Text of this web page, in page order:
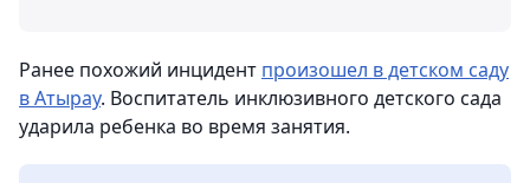
Ранее похожий инцидент произошел в детском саду
в Атырау. Воспитатель инклюзивного детского сада
ударила ребенка во время занятия.